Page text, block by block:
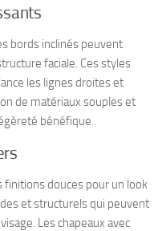
bords inclinés peuvent
faciale. Ces styles
les lignes droites et
de matériaux souples et
bénéfique.
finitions douces pour un look
et structurels qui peuvent
Les chapeaux avec